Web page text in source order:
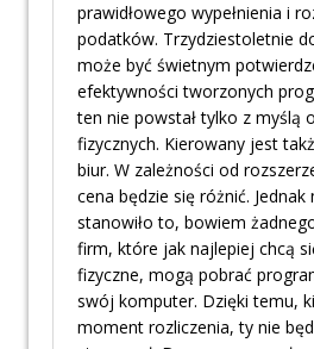
prawidłowego wypełnienia i
podatków. Trzydziestoletnie
może być świetnym
efektywności tworzonych
ten nie powstał tylko z myślą
fizycznych. Kierowany jest
biur. W zależności od
cena będzie się różnić. Jednak
stanowiło to, bowiem
firm, które jak najlepiej chcą
fizyczne, mogą pobrać
swój komputer. Dzięki temu,
moment rozliczenia, ty nie